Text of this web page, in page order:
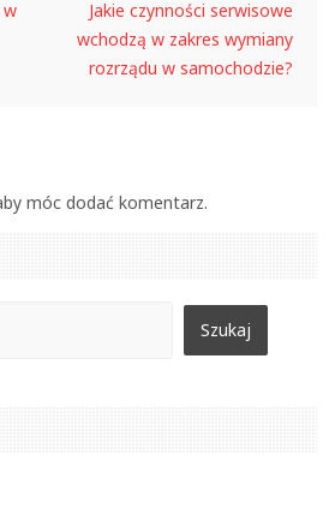
w
Jakie czynności serwisowe
wchodzą w zakres wymiany
rozrządu w samochodzie?
móc dodać komentarz.